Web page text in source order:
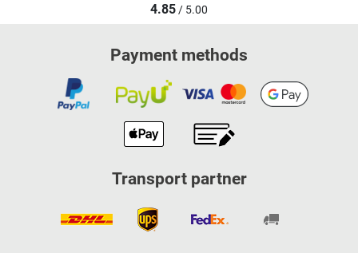
4.85/ 5.00
Payment methods
Transport partner